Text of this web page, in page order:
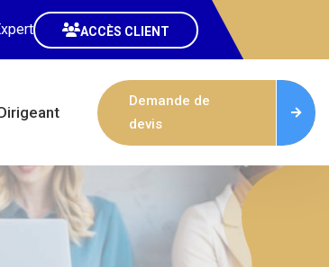
ACCÈS CLIENT
Demande de
devis